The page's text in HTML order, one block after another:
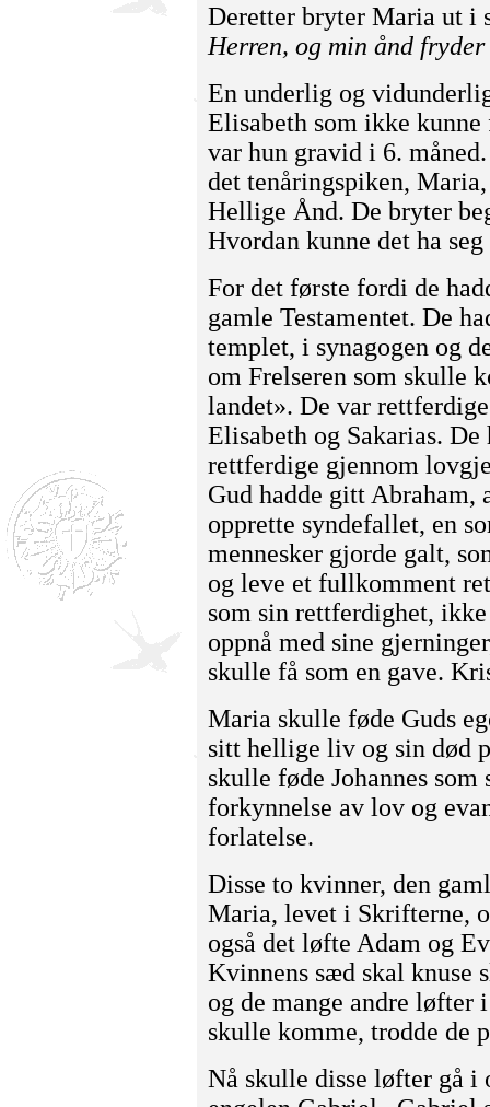
Deretter bryter Maria ut i
Herren, og min ånd
En underlig og
Elisabeth som ikke
var hun gravid i 6.
det tenåringspiken,
Hellige Ånd. De bryter
Hvordan kunne det ha
For det første fordi de
gamle Testamentet. De
templet, i synagogen og
om Frelseren som skulle
landet». De var
Elisabeth og Sakarias.
rettferdige gjennom
Gud hadde gitt Abraham,
opprette syndefallet, en
mennesker gjorde galt,
og leve et fullkomment
som sin rettferdighet,
oppnå med sine
skulle få som en gave.
Maria skulle føde Guds
sitt hellige liv og sin død
skulle føde Johannes
forkynnelse av lov og
forlatelse.
Disse to kvinner, den
Maria, levet i Skrifterne,
også det løfte Adam og
Kvinnens sæd skal knuse
og de mange andre løfter
skulle komme, trodde de
Nå skulle disse løfter gå